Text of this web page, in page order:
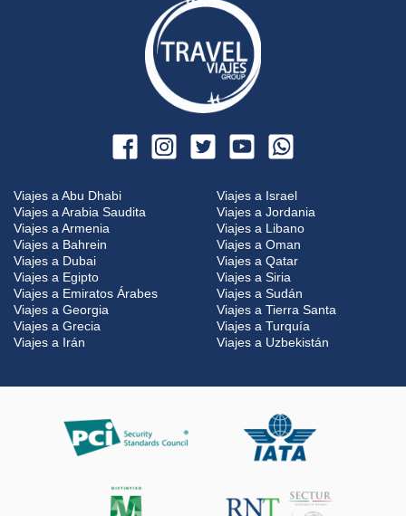
Viajes a Abu Dhabi
Viajes a Arabia Saudita
Viajes a Armenia
Viajes a Bahrein
Viajes a Dubai
Viajes a Egipto
Viajes a Emiratos Árabes
Viajes a Georgia
Viajes a Grecia
Viajes a Irán
Viajes a Israel
Viajes a Jordania
Viajes a Libano
Viajes a Oman
Viajes a Qatar
Viajes a Siria
Viajes a Sudán
Viajes a Tierra Santa
Viajes a Turquía
Viajes a Uzbekistán